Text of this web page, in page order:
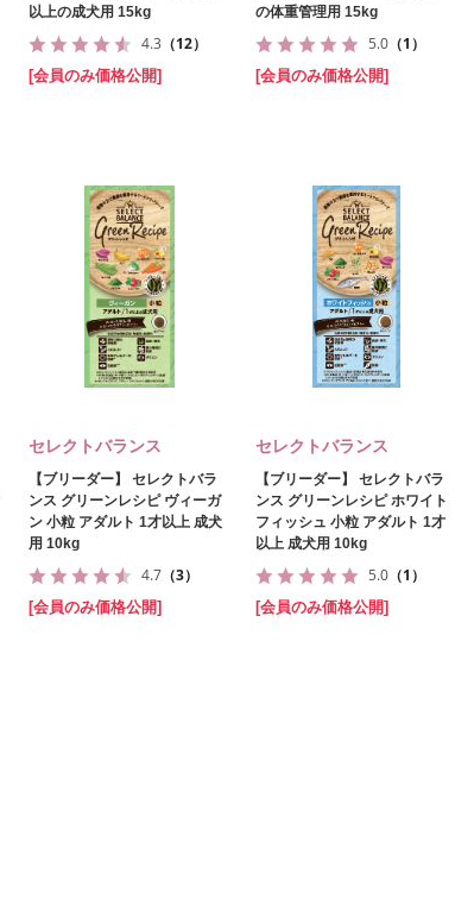
以上の成犬用 15kg
4.3 （12）
[会員のみ価格公開]
の体重管理用 15kg
5.0 （1）
[会員のみ価格公開]
セレクトバランス
【ブリーダー】 セレクトバラ
ンス グリーンレシピ ヴィーガ
ン 小粒 アダルト 1才以上 成犬
用 10kg
4.7 （3）
[会員のみ価格公開]
セレクトバランス
【ブリーダー】 セレクトバラ
ンス グリーンレシピ ホワイト
フィッシュ 小粒 アダルト 1才
以上 成犬用 10kg
5.0 （1）
[会員のみ価格公開]